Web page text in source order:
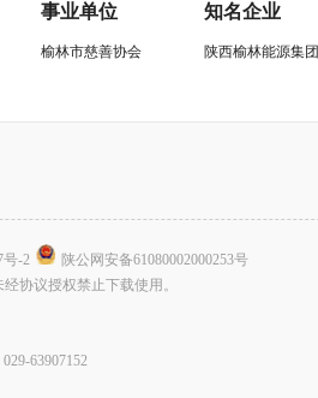
事业单位
榆林市慈善协会
知名企业
陕西榆林能源集团
号-2
陕公网安备61080002000253号
协议授权禁止下载使用。
63907152